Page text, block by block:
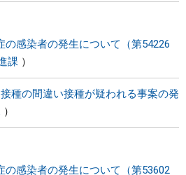
の感染者の発生について（第54226
課
種の間違い接種が疑われる事案の発
の感染者の発生について（第53602